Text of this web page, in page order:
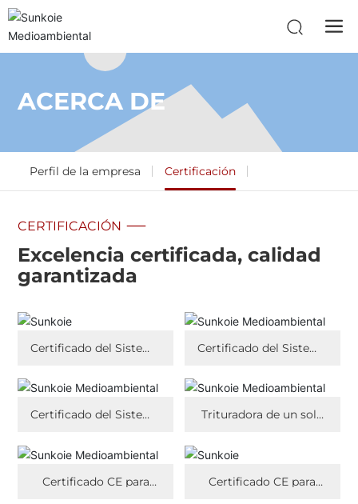
ACERCA DE
Perfil de la empresa Certificación
CERTIFICACIÓN
Excelencia certificada, calidad
garantizada
Certificado del Sistema
Trabajo
Certificado del Sistema
Certificado del Sistema Trituradora de un solo
Certificado CE para Certificado CE para